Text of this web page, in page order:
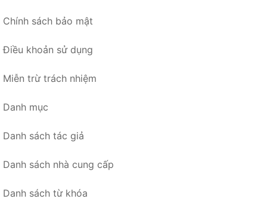
Chính sách bảo mật
Điều khoản sử dụng
Miễn trừ trách nhiệm
Danh mục
Danh sách tác giả
Danh sách nhà cung cấp
Danh sách từ khóa